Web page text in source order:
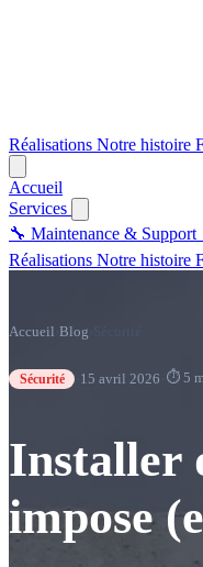
Réalisations Notre histoire
Accueil
Services
🔧 Maintenance & Support
Réalisations Notre histoire
Accueil Blog
Sécurité 15 avril 2026 ⏱ 5
Installer
impose